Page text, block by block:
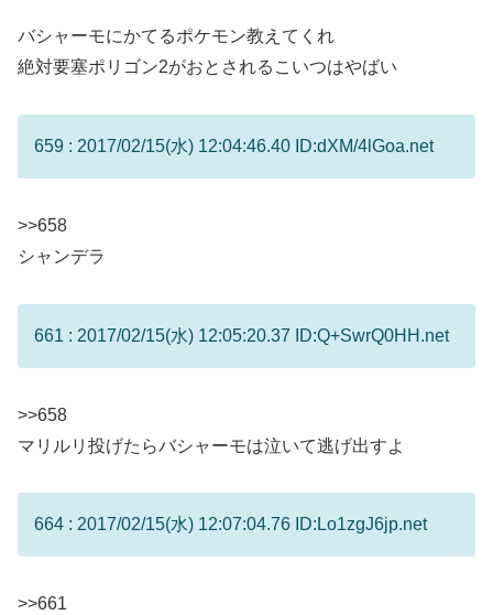
バシャーモにかてるポケモン教えてくれ
絶対要塞ポリゴン2がおとされるこいつはやばい
659 : 2017/02/15(水) 12:04:46.40 ID:dXM/4lGoa.net
>>658
シャンデラ
661 : 2017/02/15(水) 12:05:20.37 ID:Q+SwrQ0HH.net
>>658
マリルリ投げたらバシャーモは泣いて逃げ出すよ
664 : 2017/02/15(水) 12:07:04.76 ID:Lo1zgJ6jp.net
>>661